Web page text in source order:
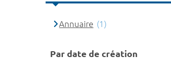
Annuaire (1)
Par date de création